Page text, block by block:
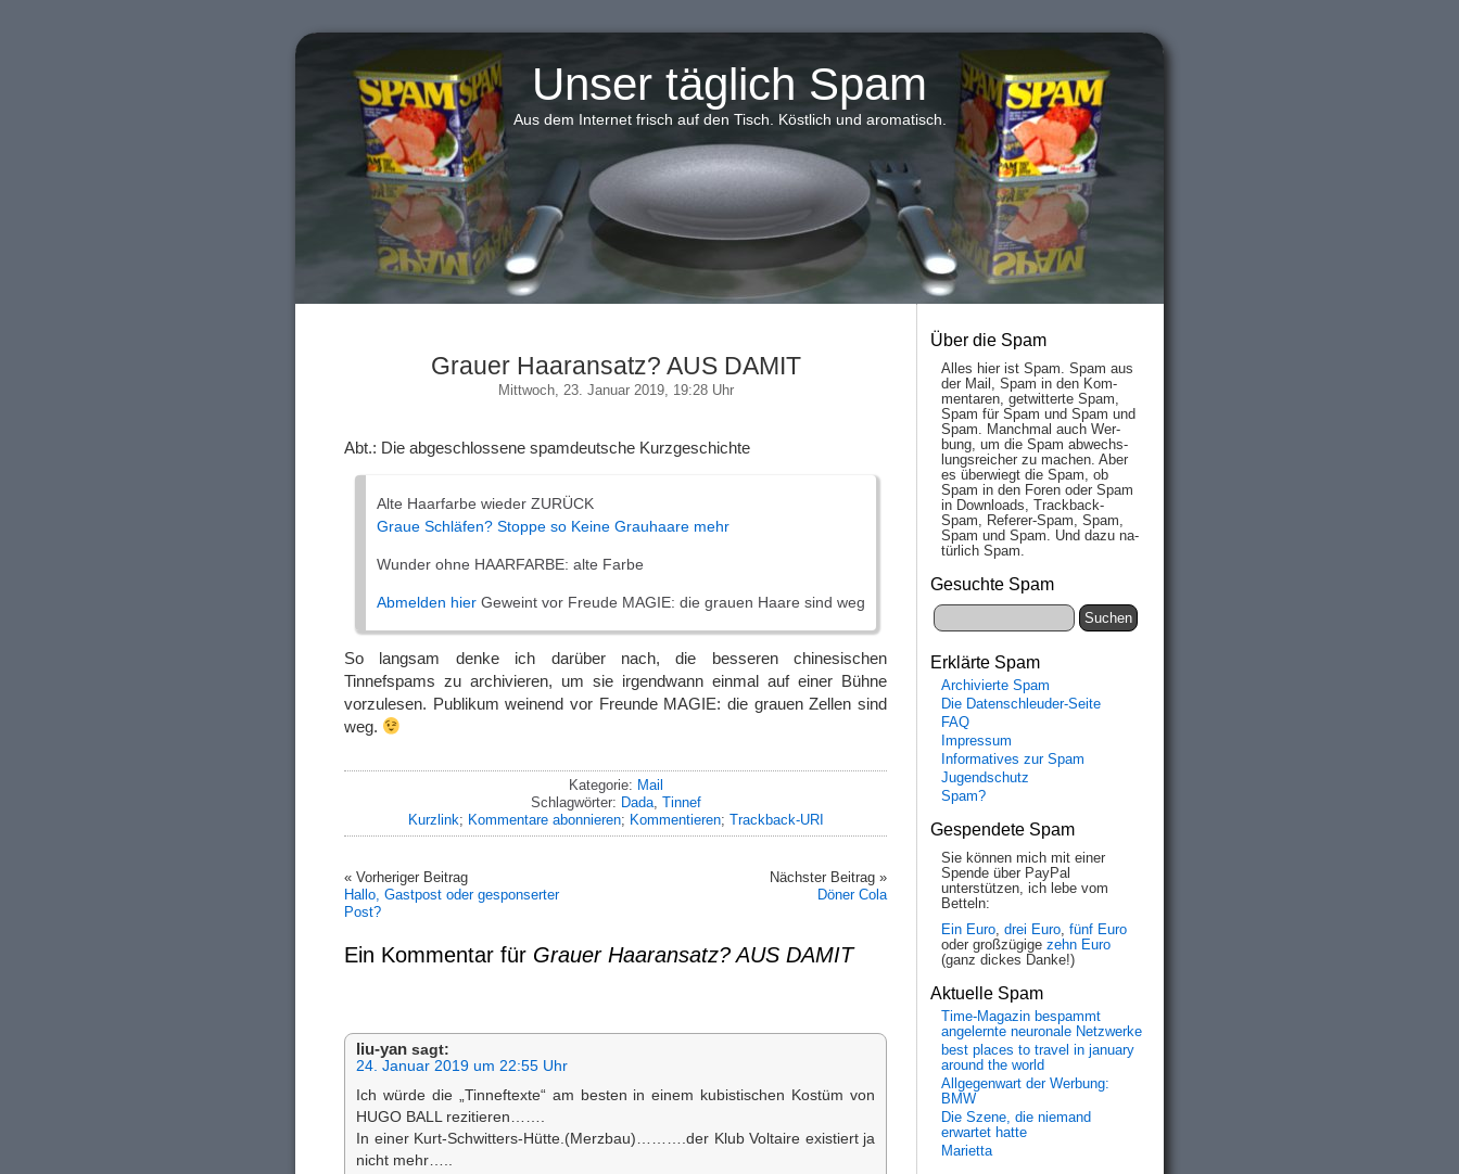
Unser täglich Spam
Aus dem Internet frisch auf den Tisch. Köstlich und aromatisch.
Grauer Haaransatz? AUS DAMIT
Mittwoch, 23. Januar 2019, 19:28 Uhr
Abt.: Die abgeschlossene spamdeutsche Kurzgeschichte
Alte Haarfarbe wieder ZURÜCK
Graue Schläfen? Stoppe so Keine Grauhaare mehr
Wunder ohne HAARFARBE: alte Farbe
Abmelden hier Geweint vor Freude MAGIE: die grauen Haare sind weg
So langsam denke ich darüber nach, die besseren chinesischen
Tinnefspams zu archivieren, um sie irgendwann einmal auf einer Bühne
vorzulesen. Publikum weinend vor Freunde MAGIE: die grauen Zellen sind
weg.
Kategorie: Mail
Schlagwörter: Dada, Tinnef
Kurzlink; Kommentare abonnieren; Kommentieren; Trackback-URI
« Vorheriger Beitrag
Hallo, Gastpost oder gesponserter
Post?
Nächster Beitrag »
Döner Cola
Ein Kommentar für Grauer Haaransatz? AUS DAMIT
liu-yan sagt:
24. Januar 2019 um 22:55 Uhr
Ich würde die „Tinneftexte“ am besten in einem kubistischen Kostüm von
HUGO BALL rezitieren…….
In einer Kurt-Schwitters-Hütte.(Merzbau)……….der Klub Voltaire existiert ja
nicht mehr…..
Über die Spam
Alles hier ist Spam. Spam aus
der Mail, Spam in den Kom­
men­taren, ge­twit­ter­te Spam,
Spam für Spam und Spam und
Spam. Manch­mal auch Wer­
bung, um die Spam ab­wechs­
lungs­reich­er zu mach­en. Aber
es über­wiegt die Spam, ob
Spam in den Fo­ren oder Spam
in Down­loads, Track­back-
Spam, Re­fe­rer-Spam, Spam,
Spam und Spam. Und da­zu na­
tür­lich Spam.
Gesuchte Spam
Erklärte Spam
Archivierte Spam
Die Datenschleuder-Seite
FAQ
Impressum
Informatives zur Spam
Jugendschutz
Spam?
Gespendete Spam
Sie können mich mit einer
Spende über PayPal
unterstützen, ich lebe vom
Betteln:
Ein Euro, drei Euro, fünf Euro
oder großzügige zehn Euro
(ganz dickes Danke!)
Aktuelle Spam
Time-Magazin bespammt
angelernte neuronale Netzwerke
best places to travel in january
around the world
Allgegenwart der Werbung:
BMW
Die Szene, die niemand
erwartet hatte
Marietta